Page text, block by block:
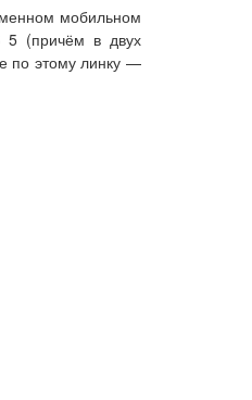
мобильном
5 (причём в двух
по этому линку —